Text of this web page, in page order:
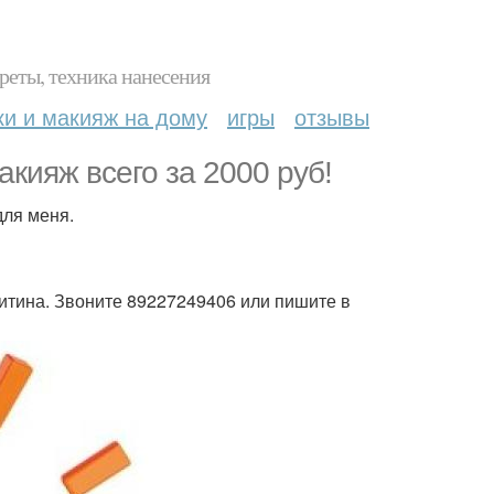
техника нанесения
и макияж на дому игры отзывы
всего за 2000 руб!
меня.
Звоните 89227249406 или пишите в